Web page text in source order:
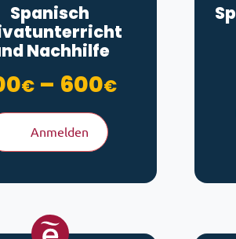
Spanisch
Nachhilfe
€ – 600€
Anmelden